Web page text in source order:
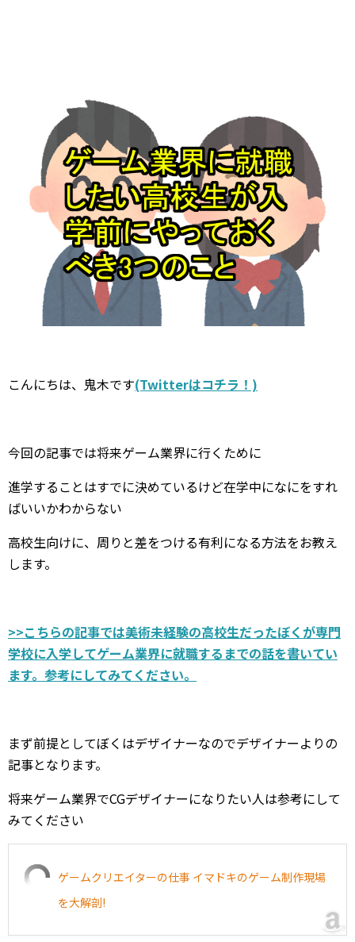
こんにちは、鬼木です(Twitterはコチラ！)
今回の記事では将来ゲーム業界に行くために
進学することはすでに決めているけど在学中になにをすれ
ばいいかわからない
高校生向けに、周りと差をつける有利になる方法をお教え
します。
>>こちらの記事では美術未経験の高校生だったぼくが専門
学校に入学してゲーム業界に就職するまでの話を書いてい
ます。参考にしてみてください。
まず前提としてぼくはデザイナーなのでデザイナーよりの
記事となります。
将来ゲーム業界でCGデザイナーになりたい人は参考にして
みてください
ゲームクリエイターの仕事 イマドキのゲーム制作現場
を大解剖!